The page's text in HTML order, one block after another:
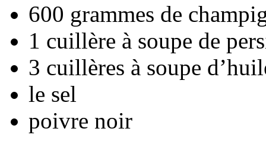
600 grammes de
1 cuillère à soupe de
3 cuillères à soupe
le sel
poivre noir